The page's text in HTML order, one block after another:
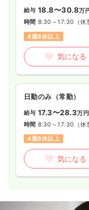
給与 18.8〜30.8万
時間 8:30～17:30 （
4週8休以上
気になる
日勤のみ（常勤）
給与 17.3〜28.3万円
時間 8:30～17:30 （
4週8休以上
気になる